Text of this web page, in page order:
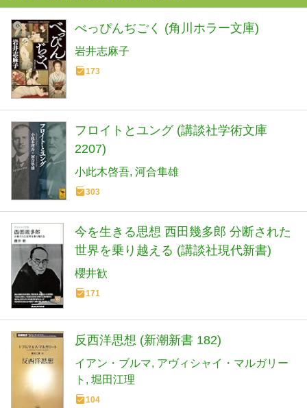
べっぴんぢごく (角川ホラー文庫)
岩井志麻子
173
フロイトとユング (講談社学術文庫
2207)
小此木啓吾 河合隼雄
303
今を生きる思想 西田幾多郎 分断された
世界を乗り越える (講談社現代新書)
櫻井歓
171
反西洋思想 (新潮新書 182)
イアン・ブルマ アヴィシャイ・マルガリー
ト
堀田江理
104